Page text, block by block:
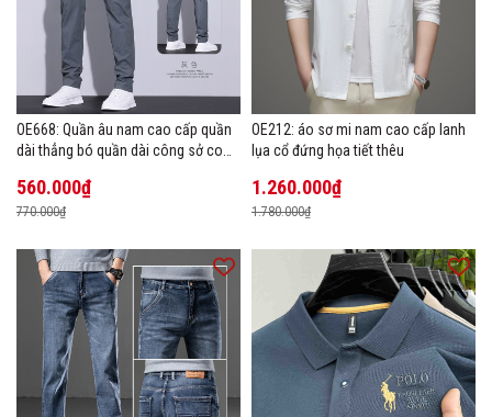
OE668: Quần âu nam cao cấp quần
dài thẳng bó quần dài công sở co
560.000₫
770.000₫
OE212: áo sơ mi nam cao cấp lanh
lụa cổ đứng họa tiết thêu
1.260.000₫
1.780.000₫